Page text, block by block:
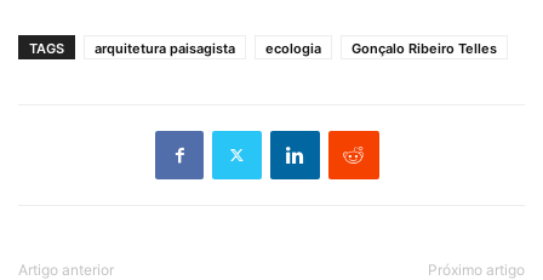
TAGS arquitetura paisagista ecologia Gonçalo Ribeiro Telles
Artigo anterior Próximo artigo